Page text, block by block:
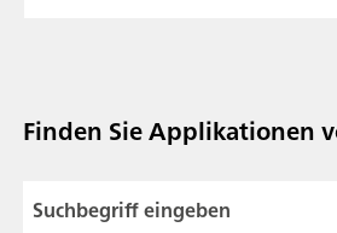
Finden Sie Applikationen